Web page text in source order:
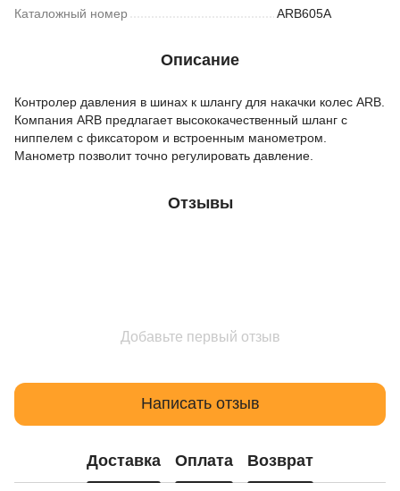
Каталожный номер ARB605A
Описание
Контролер давления в шинах к шлангу для накачки колес ARB.
Компания ARB предлагает высококачественный шланг с
ниппелем с фиксатором и встроенным манометром.
Манометр позволит точно регулировать давление.
Отзывы
Добавьте первый отзыв
Написать отзыв
Доставка Оплата Возврат